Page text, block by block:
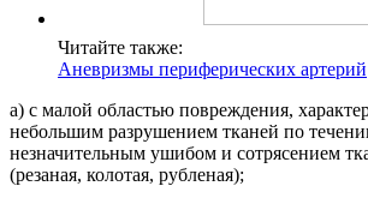
Читайте также:
Аневризмы периферических артерий
а) с малой областью повреждения,
небольшим разрушением тканей по
незначительным ушибом и сотрясением
(резаная, колотая, рубленая);